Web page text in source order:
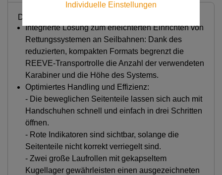
Detaillierte Beschreibung
Integrierte Lösung zum erleichterten Einrichten von
Rettungssystemen an Seilbahnen: Dank des
reduzierten, kompakten Formats begrenzt die
REEVE-Transportrolle die Anzahl der verwendeten
Karabiner und die Höhe des Systems.
Optimiertes Handling und Effizienz:
- Die beweglichen Seitenteile lassen sich auch mit
Handschuhen schnell und einfach in drei Schritten
öffnen.
- Rote Indikatoren sind sichtbar, solange die
Seitenteile nicht korrekt verriegelt sind.
- Zwei große Laufrollen mit gekapseltem
Kugellager gewährleisten einen ausgezeichneten
Individuelle Einstellungen